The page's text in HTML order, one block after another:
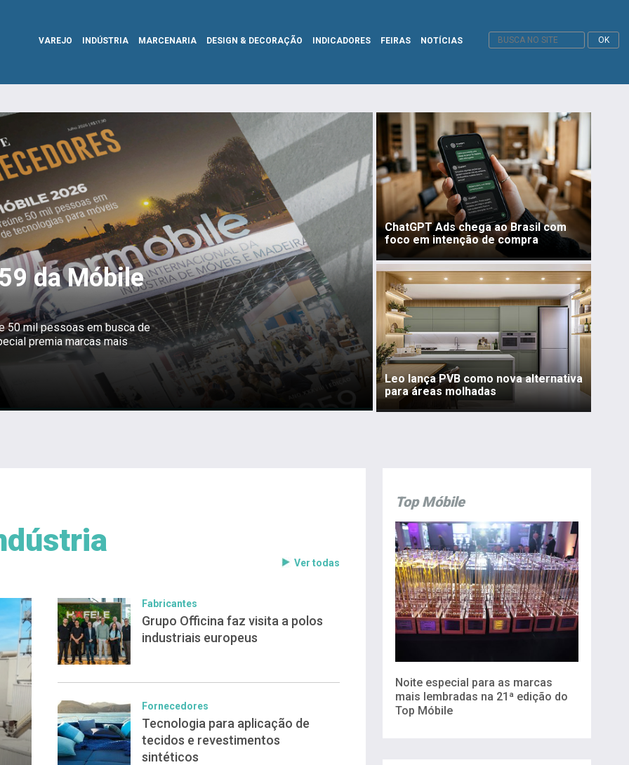
VAREJO INDÚSTRIA MARCENARIA DESIGN & DECORAÇÃO INDICADORES FEIRAS NOTÍCIAS
da Móbile
50 mil pessoas em busca de
premia marcas mais
ChatGPT Ads chega ao Brasil com
foco em intenção de compra
Leo lança PVB como nova alternativa
para áreas molhadas
Ver todas
Fabricantes
Grupo Officina faz visita a polos
industriais europeus
Fornecedores
Tecnologia para aplicação de
tecidos e revestimentos
sintéticos
Top Móbile
Noite especial para as marcas
mais lembradas na 21ª edição do
Top Móbile